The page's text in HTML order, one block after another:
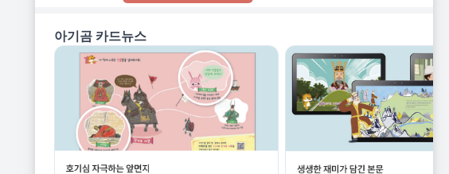
아기곰 카드뉴스